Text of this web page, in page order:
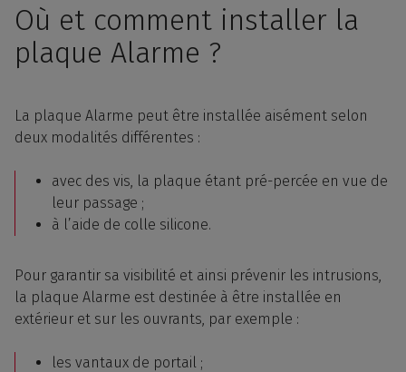
Où et comment installer la
plaque Alarme ?
La plaque Alarme peut être installée aisément selon
deux modalités différentes :
avec des vis, la plaque étant pré-percée en vue de
leur passage ;
à l’aide de colle silicone.
Pour garantir sa visibilité et ainsi prévenir les intrusions,
la plaque Alarme est destinée à être installée en
extérieur et sur les ouvrants, par exemple :
les vantaux de portail ;